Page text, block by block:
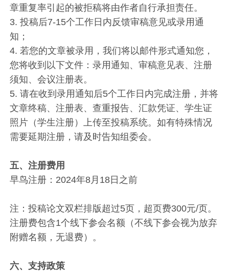
章重复率引起的被拒稿将由作者自行承担责任。
3. 投稿后7-15个工作日内反馈审稿意见或录用通
知；
4. 若您的文章被录用，我们将以邮件形式通知您，
您将收到以下文件：录用通知、审稿意见表、注册
须知、会议注册表。
5. 请在收到录用通知后5个工作日内完成注册，并将
文章终稿、注册表、查重报告、汇款凭证、学生证
照片（学生注册）上传至投稿系统。如有特殊情况
需要延期注册，请及时告知组委会。
五、注册费用
早鸟注册：2024年8月18日之前
注：投稿论文双栏排版超过5页，超页费300元/页。
注册费包含1个线下参会名额（不线下参会视为放弃
附赠名额，无退费）。
六、支持政策